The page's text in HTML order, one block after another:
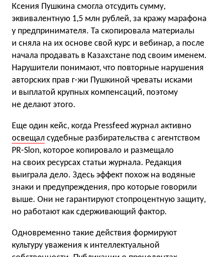
Ксения Пушкина смогла отсудить сумму,
эквивалентную 1,5 млн рублей, за кражу марафона
у предпринимателя. Та скопировала материалы
и сняла на их основе свой курс и вебинар, а после
начала продавать в Казахстане под своим именем.
Нарушители понимают, что повторные нарушения
авторских прав г-жи Пушкиной чреваты исками
и выплатой крупных компенсаций, поэтому
не делают этого.
Еще один кейс, когда Pressfeed журнал активно
освещал судебные разбирательства с агентством
PR-Slon, которое копировало и размещало
на своих ресурсах статьи журнала. Редакция
выиграла дело. Здесь эффект похож на водяные
знаки и предупреждения, про которые говорили
выше. Они не гарантируют стопроцентную защиту,
но работают как сдерживающий фактор.
Одновременно такие действия формируют
культуру уважения к интеллектуальной